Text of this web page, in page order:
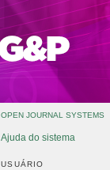
OPEN JOURNAL SYSTEMS
Ajuda do sistema
USUÁRIO